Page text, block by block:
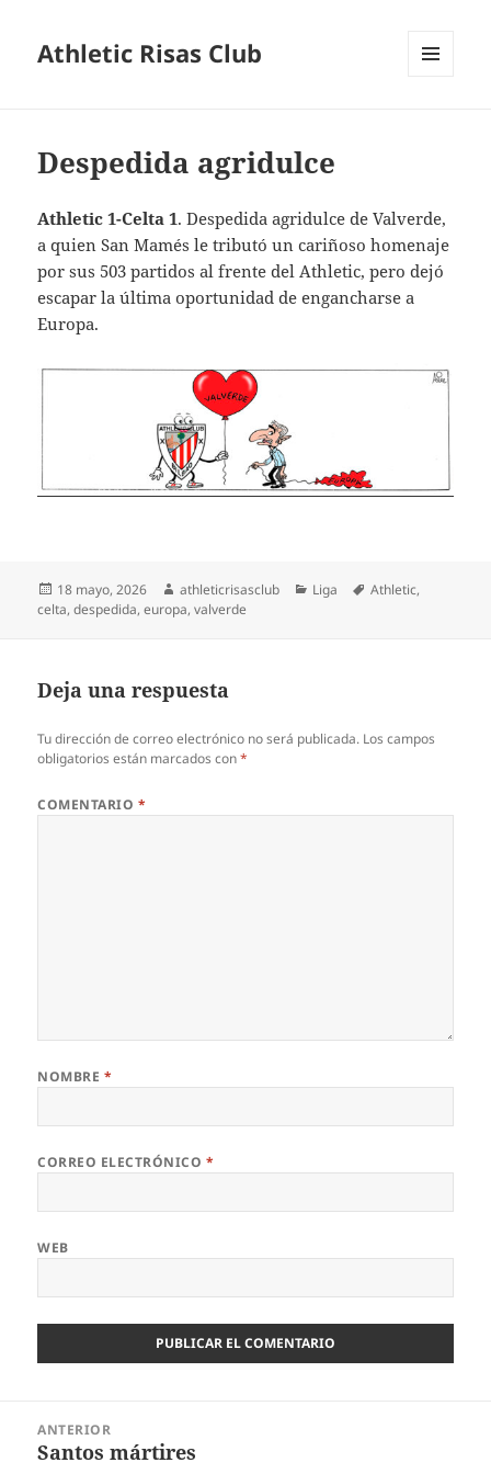
Athletic Risas Club
Despedida agridulce
Athletic 1-Celta 1. Despedida agridulce de Valverde,
a quien San Mamés le tributó un cariñoso homenaje
por sus 503 partidos al frente del Athletic, pero dejó
escapar la última oportunidad de engancharse a
Europa.
Publicado
el
18 mayo, 2026 Autor
athleticrisasclub Categorías
Liga Etiquetas
Athletic,
celta,despedida,europa,valverde
Deja una respuesta
Tu dirección de correo electrónico no será publicada. Los campos
obligatorios están marcados con*
COMENTARIO *
NOMBRE *
CORREO ELECTRÓNICO *
WEB
entradas
ANTERIOR
Entrada
Santos mártires